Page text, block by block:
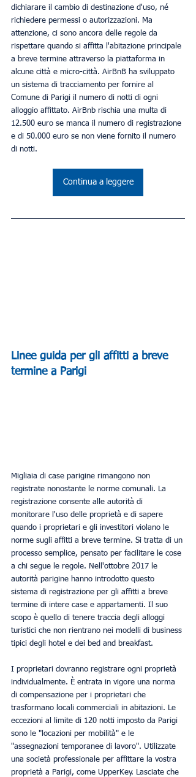
dichiarare il cambio di destinazione d'uso, né
richiedere permessi o autorizzazioni. Ma
attenzione, ci sono ancora delle regole da
rispettare quando si affitta l'abitazione principale
a breve termine attraverso la piattaforma in
alcune città e micro-città. AirBnB ha sviluppato
un sistema di tracciamento per fornire al
Comune di Parigi il numero di notti di ogni
alloggio affittato. AirBnb rischia una multa di
12.500 euro se manca il numero di registrazione
e di 50.000 euro se non viene fornito il numero
di notti.
Continua a leggere
Linee guida per gli affitti a breve
termine a Parigi
Migliaia di case parigine rimangono non
registrate nonostante le norme comunali. La
registrazione consente alle autorità di
monitorare l'uso delle proprietà e di sapere
quando i proprietari e gli investitori violano le
norme sugli affitti a breve termine. Si tratta di un
processo semplice, pensato per facilitare le cose
a chi segue le regole. Nell'ottobre 2017 le
autorità parigine hanno introdotto questo
sistema di registrazione per gli affitti a breve
termine di intere case e appartamenti. Il suo
scopo è quello di tenere traccia degli alloggi
turistici che non rientrano nei modelli di business
tipici degli hotel e dei bed and breakfast.
I proprietari dovranno registrare ogni proprietà
individualmente. È entrata in vigore una norma
di compensazione per i proprietari che
trasformano locali commerciali in abitazioni. Le
eccezioni al limite di 120 notti imposto da Parigi
sono le "locazioni per mobilità" e le
"assegnazioni temporanee di lavoro". Utilizzate
una società professionale per affittare la vostra
proprietà a Parigi, come UpperKey. Lasciate che